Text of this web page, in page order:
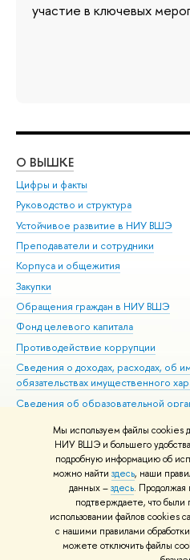
Мы используем файлы cookies
НИУ ВШЭ и большего удобства
подробную информацию об
можно найти здесь, наши
данных –здесь. Продолжая
подтверждаете, что
использовании файлов
с нашими правилами
можете отключить файлы
участие в ключевых
О ВЫШКЕ
Цифры и факты
Руководство и структура
Устойчивое развитие в НИУ ВШЭ
Преподаватели и сотрудники
Корпуса и общежития
Закупки
Обращения граждан в НИУ ВШЭ
Фонд целевого капитала
Противодействие коррупции
Сведения о доходах, расходах, об
обязательствах имущественного
Сведения об образовательной
Людям с ограниченными
Единая платежная страница
Работа в Вышке
© НИУ ВШЭ 1993–2026 Адреса и
материалов Политика
Шрифты HSE Sans и HSE Slab